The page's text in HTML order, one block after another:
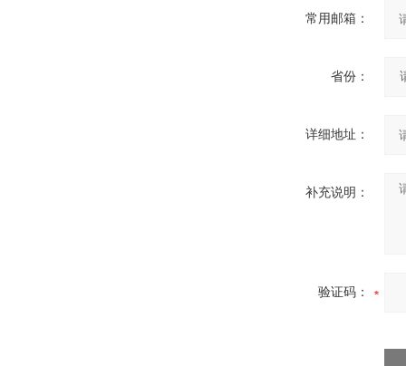
常用邮箱：
省份：
详细地址：
补充说明：
验证码：